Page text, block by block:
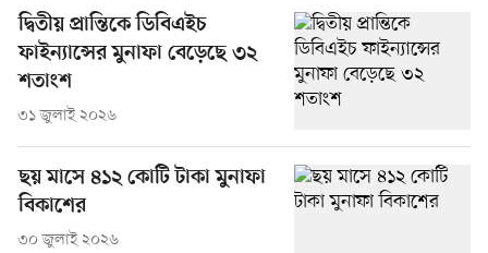
দ্বিতীয় প্রান্তিকে ডিবিএইচ
ফাইন্যান্সের মুনাফা বেড়েছে ৩২
শতাংশ
৩১ জুলাই ২০২৬
ছয় মাসে ৪১২ কোটি টাকা মুনাফা
বিকাশের
৩০ জুলাই ২০২৬